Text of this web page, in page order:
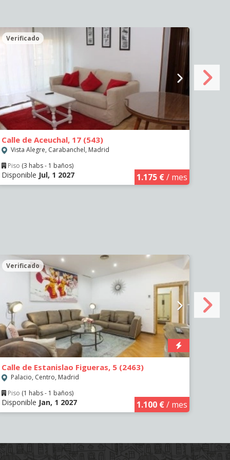
Verificado
Calle de Aceuchal, 17 (543)
Vista Alegre, Carabanchel, Madrid
Piso (3 habs - 1 baños)
Disponible Jul, 1 2027 1.175 €/ mes
Verificado
Calle de Estanislao Figueras, 5 (2463)
Palacio, Centro, Madrid
Piso (1 habs - 1 baños)
Disponible Jan, 1 2027 1.100 €/ mes